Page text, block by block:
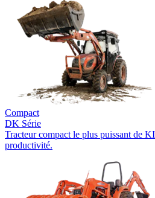
Compact
DK Série
Tracteur compact le plus puissant de
productivité.